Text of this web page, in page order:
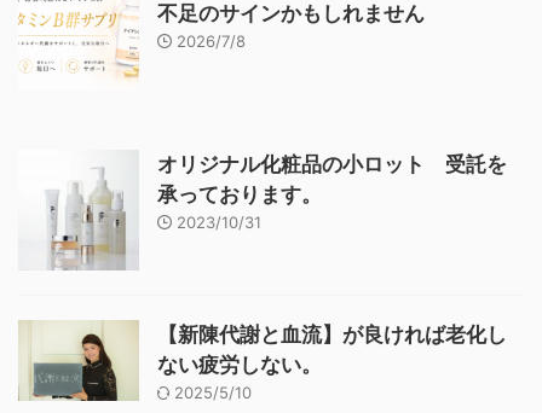
不足のサインかもしれません
2026/7/8
オリジナル化粧品の小ロット 受託を
承っております。
2023/10/31
【新陳代謝と血流】が良ければ老化し
ない疲労しない。
2025/5/10